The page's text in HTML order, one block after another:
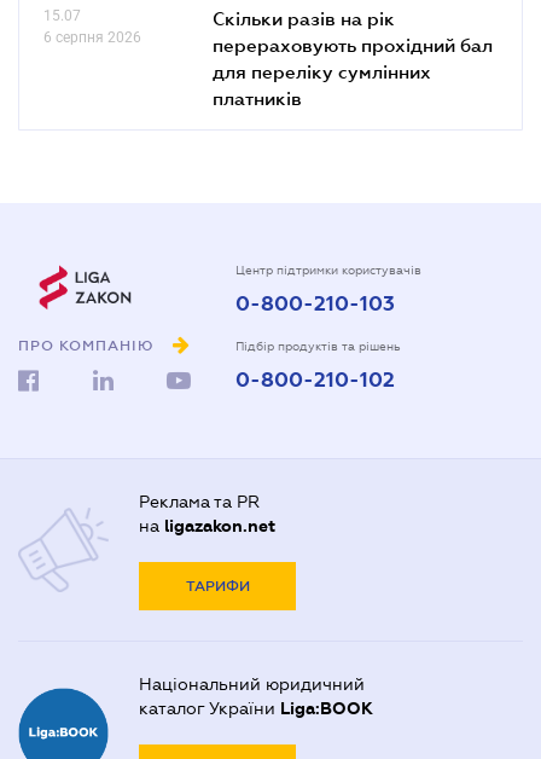
15.07
6 серпня 2026
Скільки разів на рік
перераховують прохідний бал
для переліку сумлінних
платників
ПРО КОМПАНІЮ
Центр підтримки користувачів
0-800-210-103
Підбір продуктів та рішень
0-800-210-102
Реклама та PR
на ligazakon.net
ТАРИФИ
Національний юридичний
каталог України Liga:BOOK